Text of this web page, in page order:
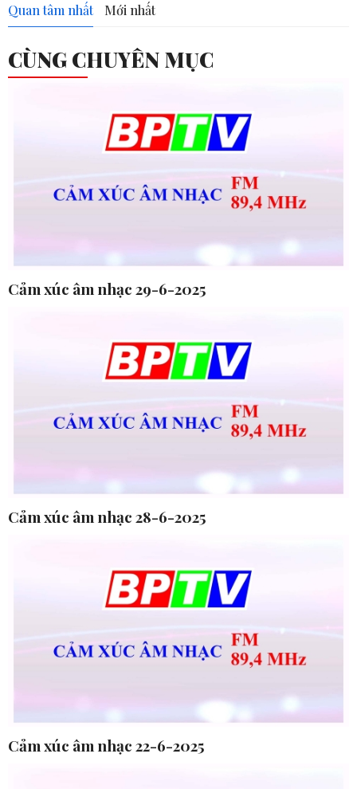
Quan tâm nhất Mới nhất
CÙNG CHUYÊN MỤC
Cảm xúc âm nhạc 29-6-2025
Cảm xúc âm nhạc 28-6-2025
Cảm xúc âm nhạc 22-6-2025